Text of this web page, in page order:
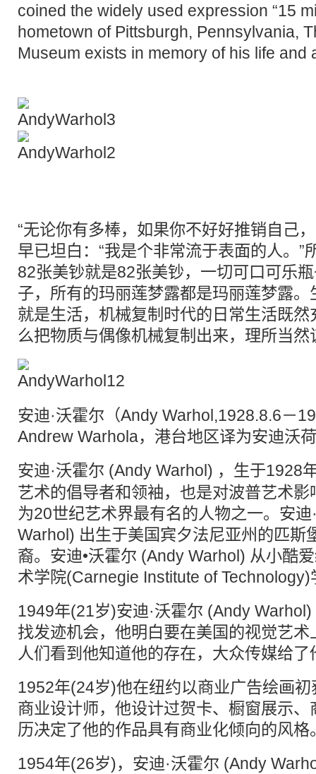
coined the widely used expression “15
hometown of Pittsburgh, Pennsylvania,
Museum exists in memory of his life and
“无论你有多棒，如果你不好好推销自己
早已坦白：“我是个非常流于表面的人。”
82张美钞就是82张美钞，一切可口可乐
子，所有的玛丽莲梦露都是玛丽莲梦露
就是生活，机械复制时代的日常生活既
么把物质与偶像机械复制出来，理所当
安迪·沃霍尔（Andy Warhol,1928.8.6－
Andrew Warhola，港台地区译为安迪沃
安迪·沃霍尔 (Andy Warhol) ，生于1928
艺术的倡导者和领袖，也是对波普艺术
为20世纪艺术界最有名的人物之一。安迪
Warhol) 出生于美国宾夕法尼亚州的匹斯
裔。安迪•沃霍尔 (Andy Warhol) 从小酷
术学院(Carnegie Institute of Technology)
1949年(21岁)安迪·沃霍尔 (Andy
找发迹机会，他明白要在美国的视觉艺
人们看到他知道他的存在，大众传媒给了
1952年(24岁)他在纽约以商业广告绘画
商业设计师，他设计过贺卡、橱窗展示
历决定了他的作品具有商业化倾向的风格
1954年(26岁)，安迪·沃霍尔 (Andy